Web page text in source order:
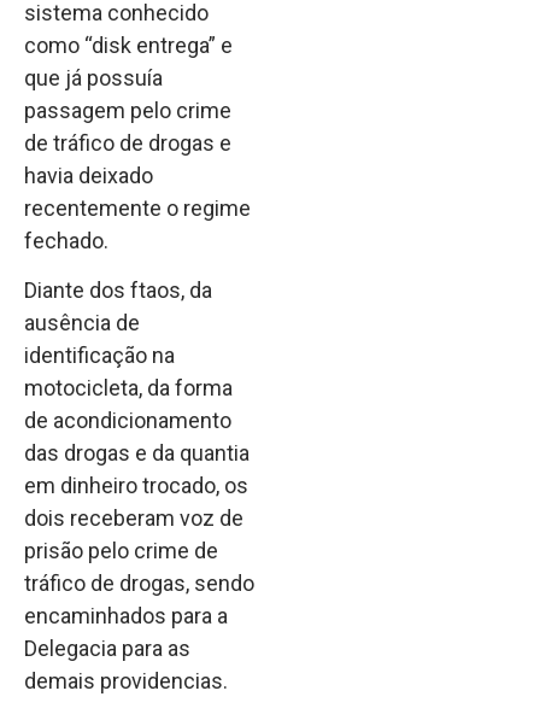
sistema conhecido
como “disk entrega” e
que já possuía
passagem pelo crime
de tráfico de drogas e
havia deixado
recentemente o regime
fechado.
Diante dos ftaos, da
ausência de
identificação na
motocicleta, da forma
de acondicionamento
das drogas e da quantia
em dinheiro trocado, os
dois receberam voz de
prisão pelo crime de
tráfico de drogas, sendo
encaminhados para a
Delegacia para as
demais providencias.